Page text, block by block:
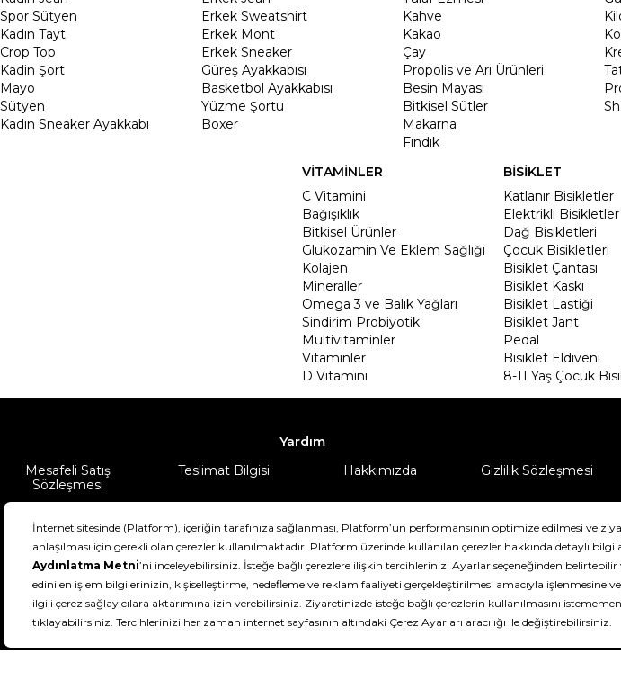
Spor Sütyen
Kadın Tayt
Crop Top
Kadin Şort
Mayo
Sütyen
Kadın Sneaker Ayakkabı
Erkek Sweatshirt
Erkek Mont
Erkek Sneaker
Güreş Ayakkabısı
Basketbol Ayakkabısı
Yüzme Şortu
Boxer
Kahve
Kakao
Çay
Propolis ve Arı Ürünleri
Besin Mayası
Bitkisel Sütler
Makarna
Fındık
VİTAMİNLER
C Vitamini
Bağışıklık
Bitkisel Ürünler
Glukozamin Ve Eklem Sağlığı
Kolajen
Mineraller
Omega 3 ve Balık Yağları
Sindirim Probiyotik
Multivitaminler
Vitaminler
D Vitamini
BİSİKLET
Katlanır Bisikletler
Elektrikli Bisikletler
Dağ Bisikletleri
Çocuk Bisikletleri
Bisiklet Çantası
Bisiklet Kaskı
Bisiklet Lastiği
Bisiklet Jant
Pedal
Bisiklet Eldiveni
8-11 Yaş Çocuk
Yardım
Mesafeli Satış
Sözleşmesi
Teslimat Bilgisi Hakkımızda Gizlilik Sözleşmesi
DeFactoFIT ©️ 2022-2026. Tüm hakları saklıdır.